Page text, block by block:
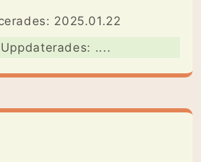
2025.01.22
Uppdaterades: ....